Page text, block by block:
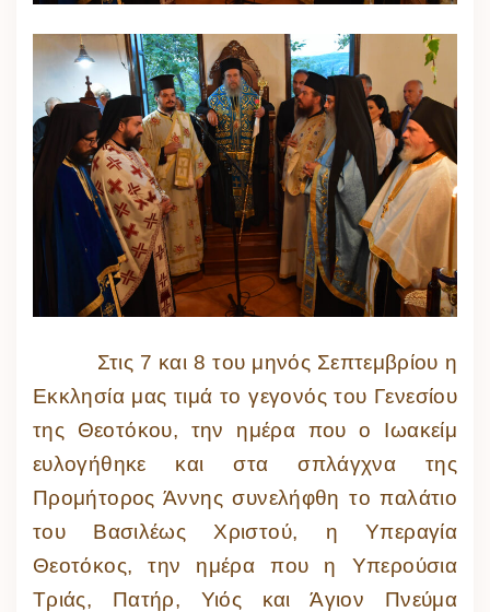
Στις 7 και 8 του μηνός Σεπτεμβρίου η
Εκκλησία μας τιμά το γεγονός του Γενεσίου
της Θεοτόκου, την ημέρα που ο Ιωακείμ
ευλογήθηκε και στα σπλάγχνα της
Προμήτορος Άννης συνελήφθη το παλάτιο
του Βασιλέως Χριστού, η Υπεραγία
Θεοτόκος, την ημέρα που η Υπερούσια
Τριάς, Πατήρ, Υιός και Άγιον Πνεύμα